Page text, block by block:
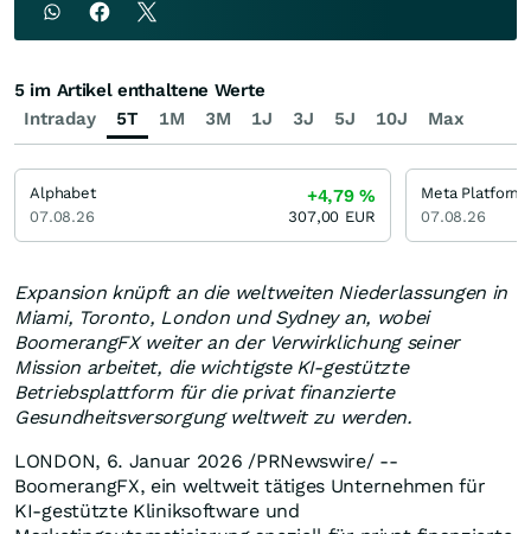
Expansion knüpft an die weltweiten Niederlassungen in
Miami, Toronto, LondonundSydneyan, wobei
BoomerangFX weiter an der Verwirklichung seiner
Mission arbeitet, die wichtigste KI-gestützte
Betriebsplattform für die privat finanzierte
Gesundheitsversorgung weltweit zu werden.
LONDON, 6. Januar 2026 /PRNewswire/ --
BoomerangFX, ein weltweit tätiges Unternehmen für
KI-gestützte Kliniksoftware und
Intraday 5T 1M 3M 1J 3J 5J 10J Max
5 im Artikel enthaltene Werte
Alphabet
07.08.26
+4,79%
307,00 EUR
Meta
07.08.26